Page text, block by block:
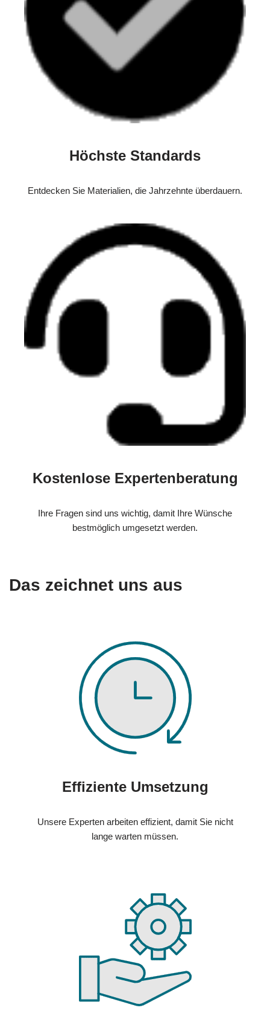
Höchste Standards
Entdecken Sie Materialien, die Jahrzehnte überdauern.
Kostenlose Expertenberatung
Ihre Fragen sind uns wichtig, damit Ihre Wünsche
bestmöglich umgesetzt werden.
Das zeichnet uns aus
Effiziente Umsetzung
Unsere Experten arbeiten effizient, damit Sie nicht
lange warten müssen.